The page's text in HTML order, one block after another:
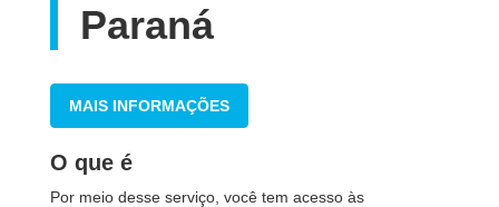
Paraná
MAIS INFORMAÇÕES
O que é
Por meio desse serviço, você tem acesso às